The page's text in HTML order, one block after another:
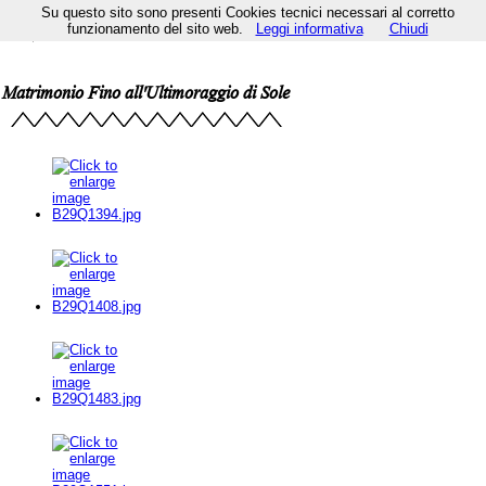
Matrimonio Fino all'Ultimoraggio di Sole
Su questo sito sono presenti Cookies tecnici necessari al corretto
funzionamento del sito web.
Leggi informativa Chiudi